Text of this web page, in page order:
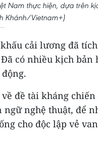
Nam thực hiện, dựa trên
Khánh/Vietnam+)
cải lương đã
có nhiều kịch bản
đề tài kháng
nghệ thuật, để
cho độc lập vẻ